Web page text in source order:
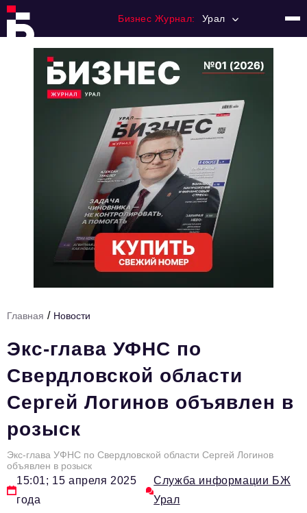
Бизнес Журнал: Урал
Тема номера
Технологии и тренды
Ниши и рынки
Цитаты
Туризм
Новости
Импортозамещение
ИННОПРОМ
Главная / Новости
Экс-глава УФНС по
Свердловской области
Сергей Логинов объявлен в
розыск
Экс-глава УФНС по Свердловской области Сергей Логинов
объявлен в розыск
15:01; 15 апреля 2025
года
Служба информации БЖ
Урал